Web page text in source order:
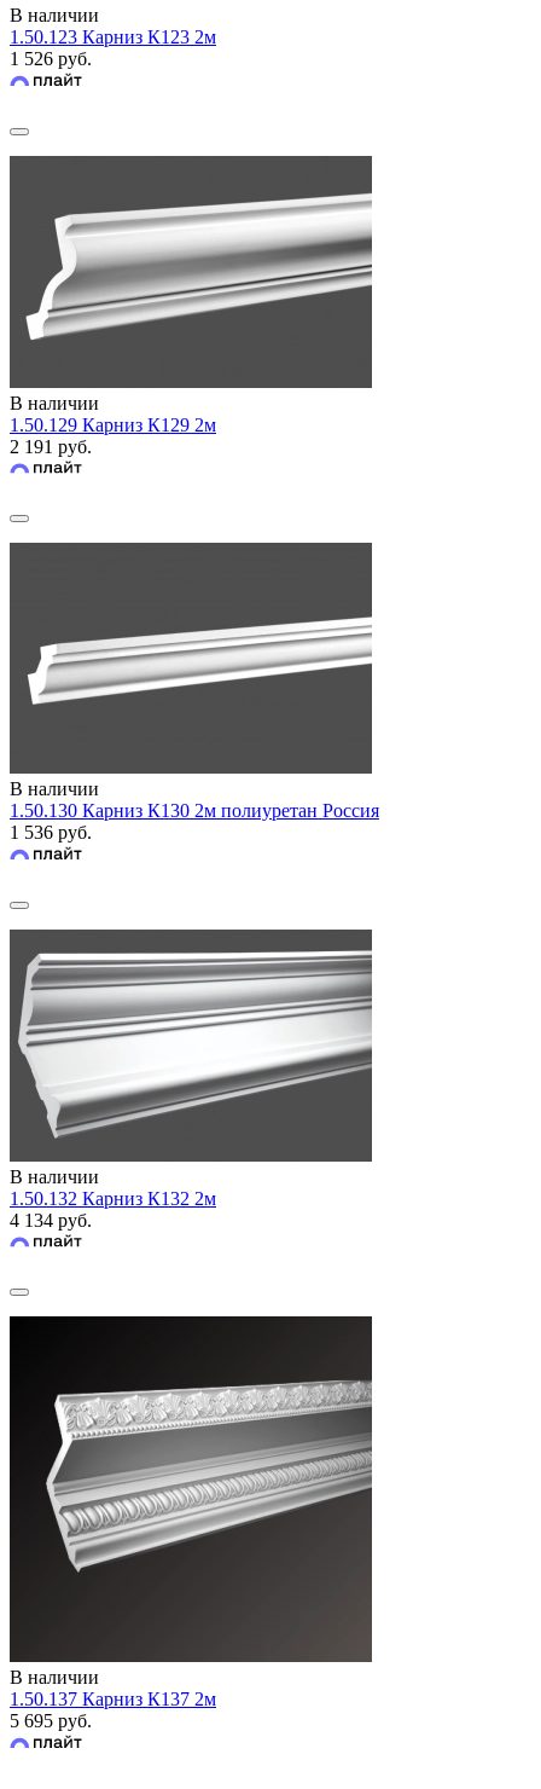
В наличии
1.50.123 Карниз К123 2м
1 526 руб.
В наличии
1.50.129 Карниз К129 2м
2 191 руб.
В наличии
1.50.130 Карниз К130 2м полиуретан Россия
1 536 руб.
В наличии
1.50.132 Карниз К132 2м
4 134 руб.
В наличии
1.50.137 Карниз К137 2м
5 695 руб.